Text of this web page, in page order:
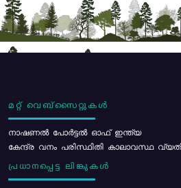
മറ്റ് വെബ്സൈറ്റുകൾ
നാഷണൽ പോർട്ടൽ ഓഫ് ഇന്ത്യ
കേന്ദ്ര വനം പരിസ്ഥിതി കാലാവസ്ഥ
പ്രധാനപ്പെട്ട ലിങ്കുകൾ